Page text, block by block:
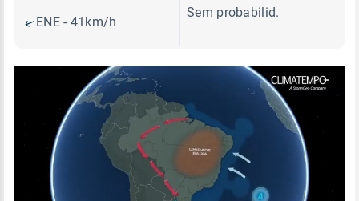
ENE - 41km/h
Sem probabilid.